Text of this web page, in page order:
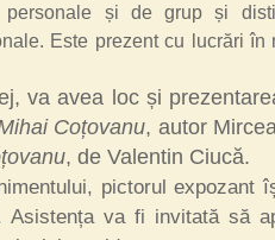
personale și de grup și
Este prezent cu lucrări în
va avea loc și
Coțovanu, autor
, de Valentin Ciucă.
pictorul expozant
Asistența va fi invitată să